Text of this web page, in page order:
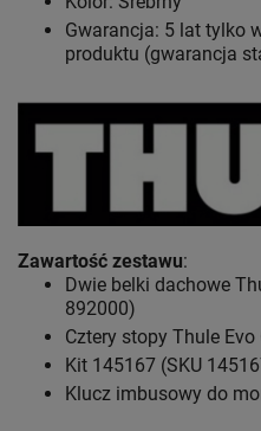
Gwarancja: 5 lat tylko
produktu (gwarancja
Zawartość zestawu:
Dwie belki dachowe
892000)
Cztery stopy Thule
Kit 145167 (SKU
Klucz imbusowy do